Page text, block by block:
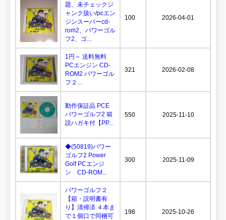
題、未チェックジ
ャンク扱い/pcエン
ジンスーパーcd-
rom2、パワーゴル
フ2、ゴ...
100 2026-04-01
1円～ 送料無料
PCエンジン CD-
ROM2 パワーゴル
フ２...
321 2026-02-08
動作保証品 PCE
パワーゴルフ2 箱
説ハガキ付【PP...
550 2025-11-10
◆(50819)パワー
ゴルフ2 Power
Golf PCエンジ
ン CD-ROM...
300 2025-11-09
パワーゴルフ２
【箱・説明書有
り】清掃済 ４本ま
で１個口で同梱可
198 2025-10-26